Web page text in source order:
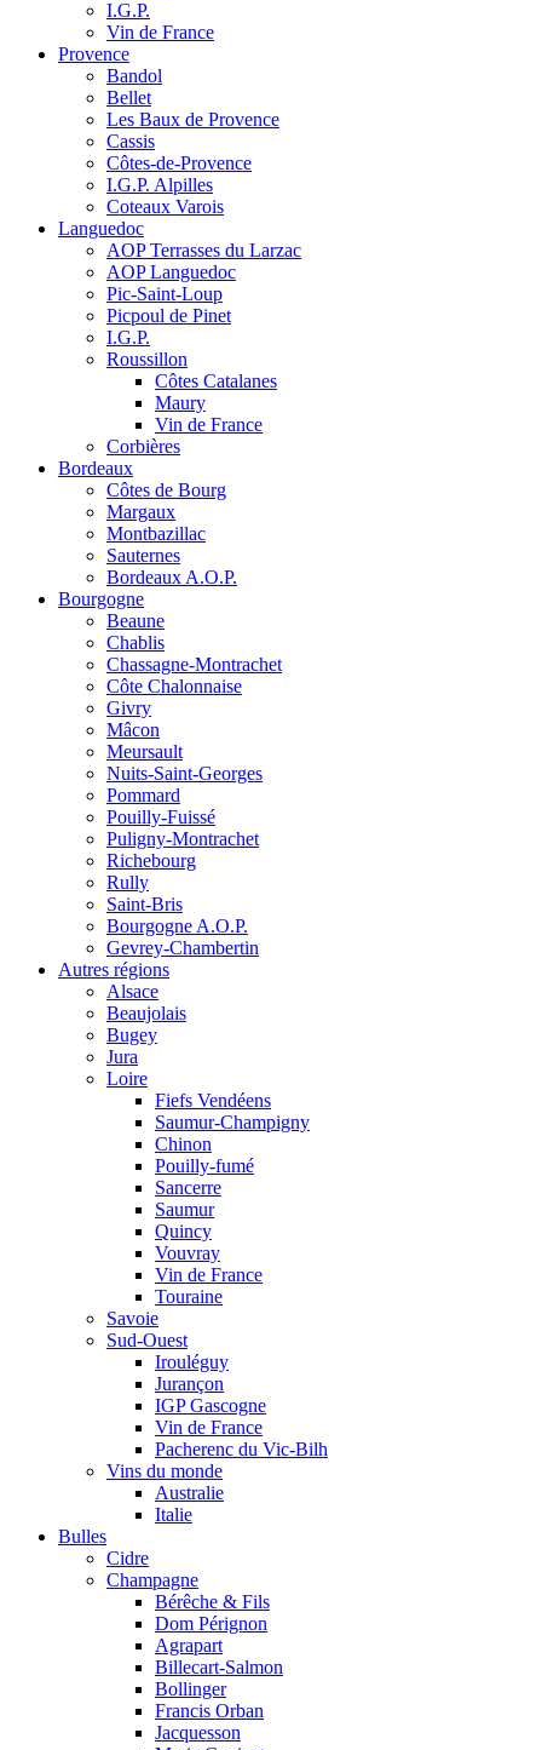
I.G.P.
Vin de France
Provence
Bandol
Bellet
Les Baux de Provence
Cassis
Côtes-de-Provence
I.G.P. Alpilles
Coteaux Varois
Languedoc
AOP Terrasses du Larzac
AOP Languedoc
Pic-Saint-Loup
Picpoul de Pinet
I.G.P.
Roussillon
Côtes Catalanes
Maury
Vin de France
Corbières
Bordeaux
Côtes de Bourg
Margaux
Montbazillac
Sauternes
Bordeaux A.O.P.
Bourgogne
Beaune
Chablis
Chassagne-Montrachet
Côte Chalonnaise
Givry
Mâcon
Meursault
Nuits-Saint-Georges
Pommard
Pouilly-Fuissé
Puligny-Montrachet
Richebourg
Rully
Saint-Bris
Bourgogne A.O.P.
Gevrey-Chambertin
Autres régions
Alsace
Beaujolais
Bugey
Jura
Loire
Fiefs Vendéens
Saumur-Champigny
Chinon
Pouilly-fumé
Sancerre
Saumur
Quincy
Vouvray
Vin de France
Touraine
Savoie
Sud-Ouest
Irouléguy
Jurançon
IGP Gascogne
Vin de France
Pacherenc du Vic-Bilh
Vins du monde
Australie
Italie
Bulles
Cidre
Champagne
Bérêche & Fils
Dom Pérignon
Agrapart
Billecart-Salmon
Bollinger
Francis Orban
Jacquesson